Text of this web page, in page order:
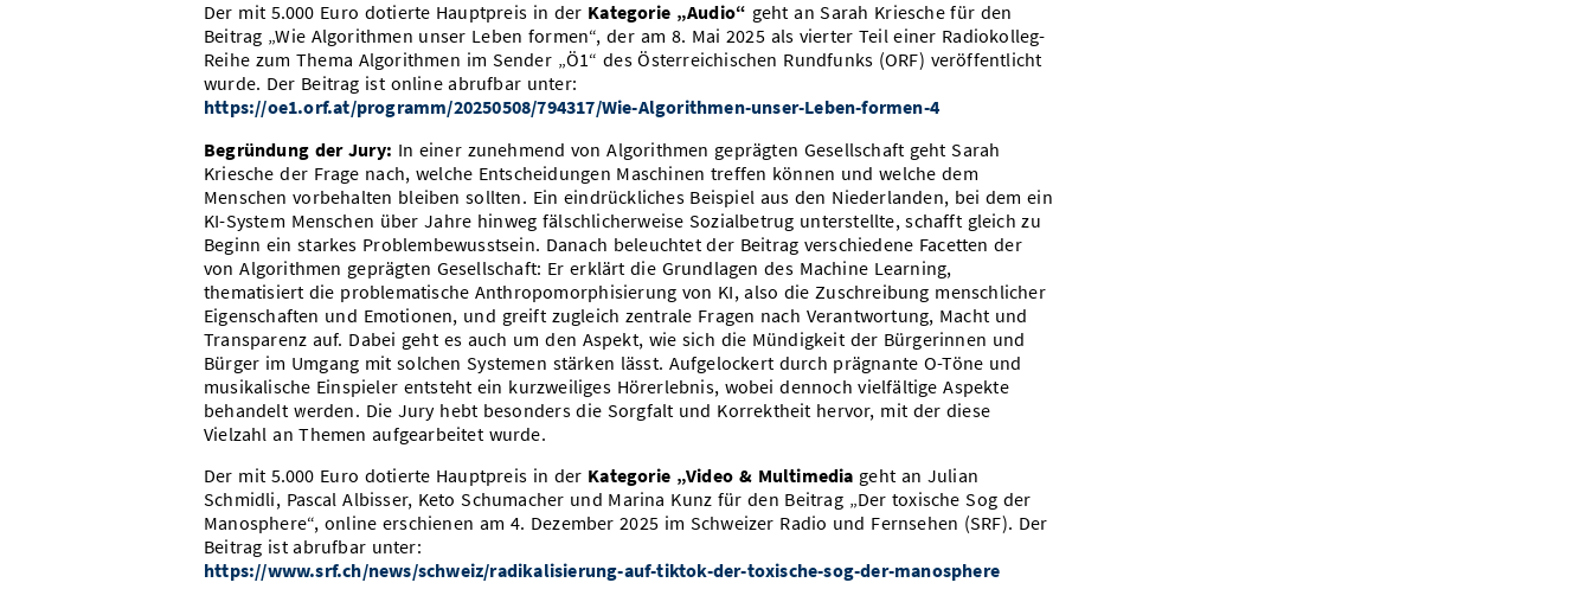
Der mit 5.000 Euro dotierte Hauptpreis in der Kategorie „Audio“ geht an Sarah Kriesche für den
Beitrag „Wie Algorithmen unser Leben formen“, der am 8. Mai 2025 als vierter Teil einer Radiokolleg-
Reihe zum Thema Algorithmen im Sender „Ö1“ des Österreichischen Rundfunks (ORF) veröffentlicht
wurde. Der Beitrag ist online abrufbar unter:
https://oe1.orf.at/programm/20250508/794317/Wie-Algorithmen-unser-Leben-formen-4
Begründung der Jury: In einer zunehmend von Algorithmen geprägten Gesellschaft geht Sarah
Kriesche der Frage nach, welche Entscheidungen Maschinen treffen können und welche dem
Menschen vorbehalten bleiben sollten. Ein eindrückliches Beispiel aus den Niederlanden, bei dem ein
KI-System Menschen über Jahre hinweg fälschlicherweise Sozialbetrug unterstellte, schafft gleich zu
Beginn ein starkes Problembewusstsein. Danach beleuchtet der Beitrag verschiedene Facetten der
von Algorithmen geprägten Gesellschaft: Er erklärt die Grundlagen des Machine Learning,
thematisiert die problematische Anthropomorphisierung von KI, also die Zuschreibung menschlicher
Eigenschaften und Emotionen, und greift zugleich zentrale Fragen nach Verantwortung, Macht und
Transparenz auf. Dabei geht es auch um den Aspekt, wie sich die Mündigkeit der Bürgerinnen und
Bürger im Umgang mit solchen Systemen stärken lässt. Aufgelockert durch prägnante O-Töne und
musikalische Einspieler entsteht ein kurzweiliges Hörerlebnis, wobei dennoch vielfältige Aspekte
behandelt werden. Die Jury hebt besonders die Sorgfalt und Korrektheit hervor, mit der diese
Vielzahl an Themen aufgearbeitet wurde.
Der mit 5.000 Euro dotierte Hauptpreis in der Kategorie „Video & Multimedia geht an Julian
Schmidli, Pascal Albisser, Keto Schumacher und Marina Kunz für den Beitrag „Der toxische Sog der
Manosphere“, online erschienen am 4. Dezember 2025 im Schweizer Radio und Fernsehen (SRF). Der
Beitrag ist abrufbar unter:
https://www.srf.ch/news/schweiz/radikalisierung-auf-tiktok-der-toxische-sog-der-manosphere